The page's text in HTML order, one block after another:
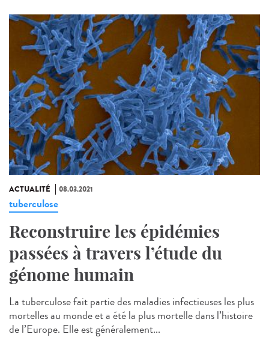
ACTUALITÉ 08.03.2021
tuberculose
Reconstruire les épidémies
passées à travers l’étude du
génome humain
La tuberculose fait partie des maladies infectieuses les plus
mortelles au monde et a été la plus mortelle dans l’histoire
de l’Europe. Elle est généralement...